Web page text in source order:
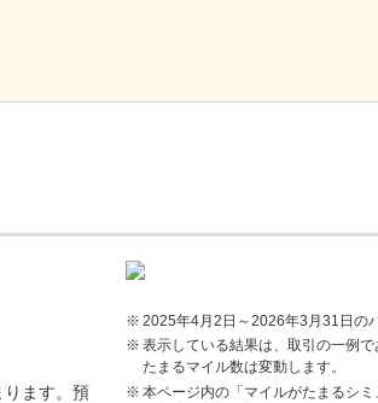
ります。預
2025年4月2日～2026年3月31日の
表示している結果は、取引の一例
たまるマイル数は変動します。
本ページ内の「マイルがたまるシ